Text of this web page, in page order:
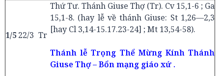
1/5 22/3 Tr
Thứ Tư. Thánh Giuse Thợ (Tr). Cv 15,1-6 ; Ga
15,1-8. (hay lễ về thánh Giuse: St 1,26—2,3
[hay Cl 3,14-15.17.23-24] ; Mt 13,54-58).
Thánh lễ Trọng Thể Mừng Kính Thánh
Giuse Thợ – Bổn mạng giáo xứ .